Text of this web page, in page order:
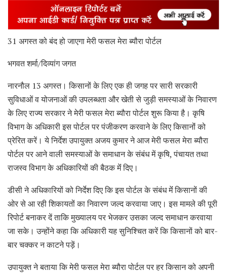
31 अगस्त को बंद हो जाएगा मेरी फसल मेरा ब्यौरा पोर्टल
भगवत शर्मा/दिव्यांग जगत
नारनौल 13 अगस्त। किसानों के लिए एक ही जगह पर सारी सरकारी
सुविधाओं व योजनाओं की उपलब्धता और खेती से जुड़ी समस्याओं के निवारण
के लिए राज्य सरकार ने मेरी फसल मेरा ब्यौरा पोर्टल शुरू किया है। कृषि
विभाग के अधिकारी इस पोर्टल पर पंजीकरण करवाने के लिए किसानोंं को
प्रेरित करें। ये निर्देश उपायुक्त अजय कुमार ने आज मेरी फसल मेरा ब्यौरा
पोर्टल पर आने वाली समस्याओं के समाधान के संबंध में कृषि, पंचायत तथा
राजस्व विभाग के अधिकारियों की बैठक मेंं दिए।
डीसी ने अधिकारियों को निर्देश दिए कि इस पोर्टल के संबंध मेंं किसानों की
ओर से आ रही शिकायतों का निवारण जल्द करवाया जाए। इस मामले की पूरी
रिपोर्ट बनाकर दें ताकि मुख्यालय पर भेजकर उसका जल्द समाधान करवाया
जा सके। उन्होंने कहा कि अधिकारी यह सुनिश्चित करें कि किसानों को बार-
बार चक्कर न काटने पड़ें।
उपायुक्त ने बताया कि मेरी फसल मेरा ब्यौरा पोर्टल पर हर किसान को अपनी